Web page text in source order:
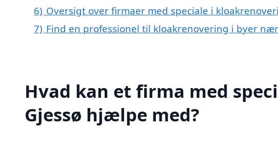
6) Oversigt over firmaer med speciale i
7) Find en professionel til kloakrenovering i byer
Hvad kan et firma med
Gjessø hjælpe med?